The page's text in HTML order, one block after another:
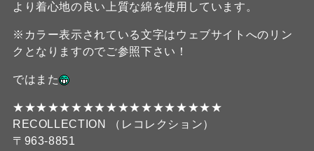
より着心地の良い上質な綿を使用しています。
※カラー表示されている文字はウェブサイトへのリン
クとなりますのでご参照下さい！
ではまた
★★★★★★★★★★★★★★★★★★
RECOLLECTION （レコレクション）
〒963-8851